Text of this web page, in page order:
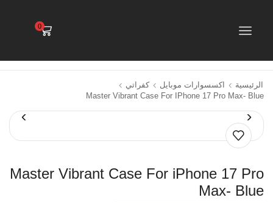
0
الرئيسية اكسسوارات موبايل
كفراتي
Master Vibrant Case For IPhone 17 Pro Max- Blue
Master Vibrant Case For iPhone 17 Pro
Max- Blue